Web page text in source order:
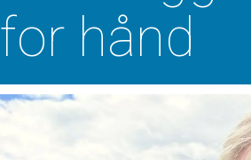
for hånd